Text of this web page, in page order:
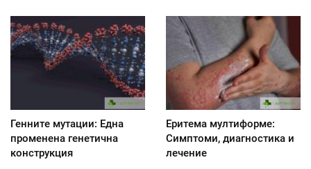
Генните мутации: Една
променена генетична
конструкция
Еритема мултиформе:
Симптоми, диагностика и
лечение